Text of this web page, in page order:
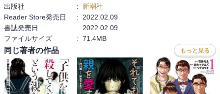
出版社
:
新潮社
Reader Store発売日
:
2022.02.09
書誌発売日
:
2022.02.09
ファイルサイズ
: 71.4MB
同じ著者の作品 もっと見る